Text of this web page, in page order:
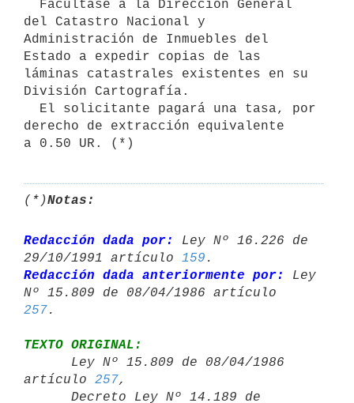
del Catastro Nacional y
Administración de Inmuebles del
Estado a expedir copias de las
láminas catastrales existentes en su
División Cartografía.
derecho de extracción equivalente
a 0.50 UR. (*)
(*)Notas:
Redacción dada por:
Ley Nº 16.226 de
29/10/1991 artículo 159
Redacción dada anteriormente por:
Ley
Nº 15.809 de 08/04/1986 artículo
257
TEXTO ORIGINAL:
artículo 257,